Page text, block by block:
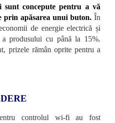
sunt concepute pentru a vă
prin apăsarea unui buton. În
de energie electrică și
a produsului cu până la 15%.
prizele rămân oprite pentru a
controlul wi-fi au fost